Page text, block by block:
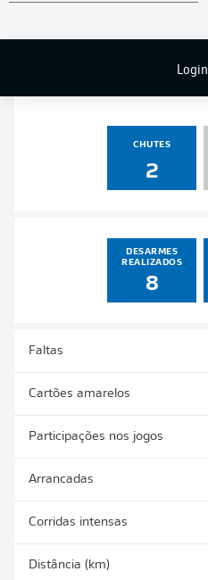
Login
GOLS ASSISTÊNCIAS
CHUTES
2
DESARMES
REALIZADOS
8
Faltas
Cartões amarelos
Participações nos jogos
Arrancadas
Corridas intensas
Distância (km)